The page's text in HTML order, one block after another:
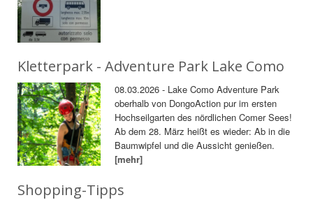
Kletterpark - Adventure Park Lake Como
08.03.2026 - Lake Como Adventure Park
oberhalb von DongoAction pur im ersten
Hochseilgarten des nördlichen Comer Sees!
Ab dem 28. März heißt es wieder: Ab in die
Baumwipfel und die Aussicht genießen.
[mehr]
Shopping-Tipps